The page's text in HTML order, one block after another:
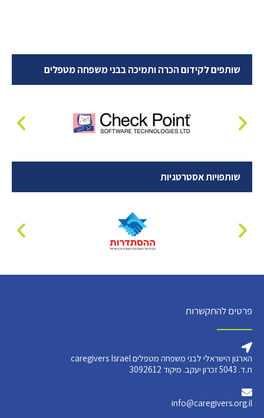
שותפים לקידום הכרה ותמיכה בבני משפחה מטפלים
שותפויות אסטרטגיות
פרטים להתקשרות
הארגון הישראלי לבני משפחה מטפלים caregivers Israel
ת.ד. 5043 זכרון יעקב. מיקוד 3092612
info@caregivers.org.il